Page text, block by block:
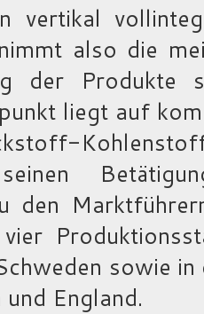
vertikal
also die
der Produkte
liegt auf
den
sowie
England.